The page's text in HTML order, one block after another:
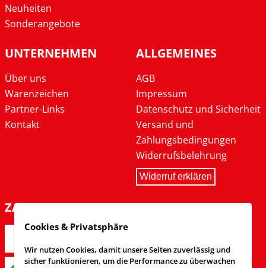
Neuheiten
Sonderangebote
UNTERNEHMEN
Über uns
Warenzeichen
Partner-Links
Kontakt
ALLGEMEINES
AGB
Impressum
Datenschutz und Sicherheit
Versand und
Zahlungsbedingungen
Widerrufsbelehrung
Widerruf erklären
ZAHLARTEN
Cookies & Privatsphäre
Wir nutzen Cookies, damit unsere Seiten zuverlässig und
sicher funktionieren, um die Performance zu überwachen